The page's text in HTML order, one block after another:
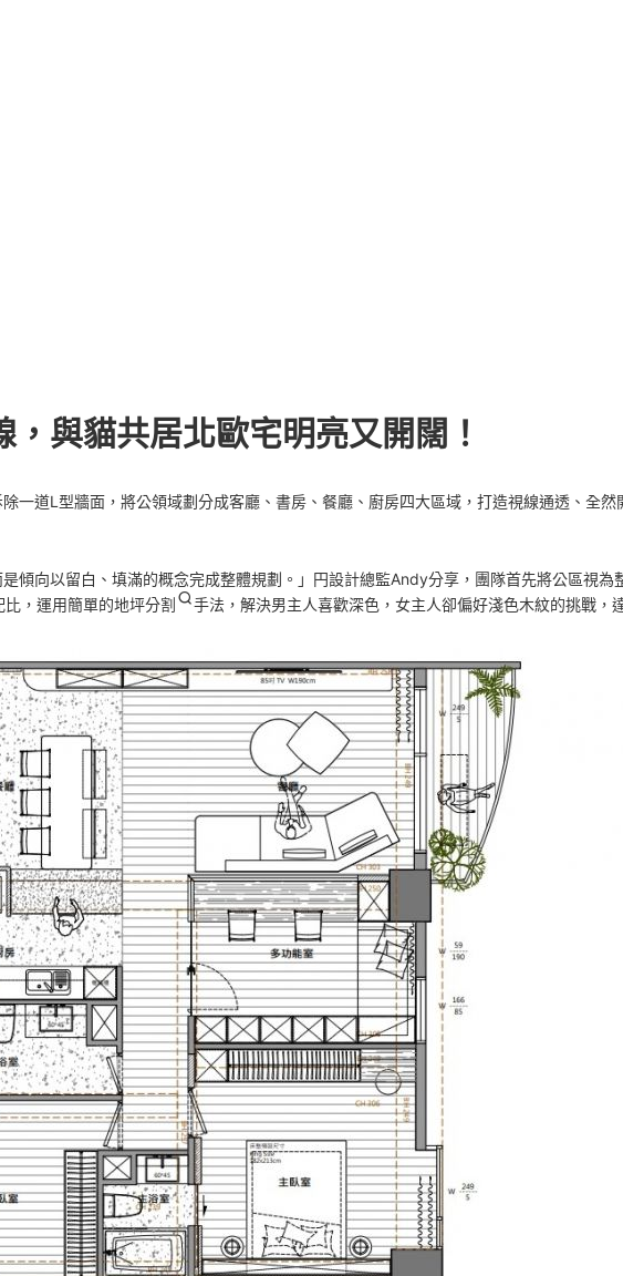
與貓共居北歐宅明亮又開闊！
一道L型牆面，將公領域劃分成客廳、書房、餐廳、廚房四大區域，打造視線通透、全
傾向以留白、填滿的概念完成整體規劃。」円設計總監Andy分享，團隊首先將公區視
比，運用簡單的地坪分割 手法，解決男主人喜歡深色，女主人卻偏好淺色木紋的挑戰，